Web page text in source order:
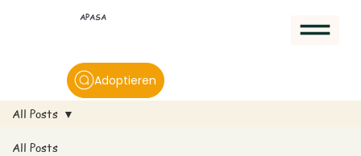
APASA
Adoptieren
All Posts
All Posts